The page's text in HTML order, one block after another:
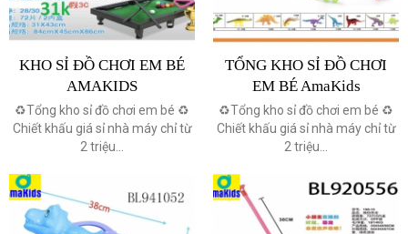
KHO SỈ ĐỒ CHƠI EM BÉ
AMAKIDS
♻️Tổng kho sỉ đồ chơi em bé ♻️
Chiết khấu giá sỉ nhà máy chỉ từ
2 triệu...
TỔNG KHO SỈ ĐỒ CHƠI
EM BÉ AmaKids
♻️Tổng kho sỉ đồ chơi em bé ♻️
Chiết khấu giá sỉ nhà máy chỉ từ
2 triệu...